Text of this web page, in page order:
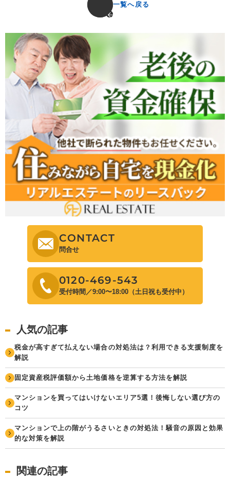
一覧へ戻る
CONTACT
問合せ
0120-469-543
受付時間／9:00〜18:00（土日祝も受付中）
人気の記事
税金が高すぎて払えない場合の対処法は？利用できる支援制度を
解説
固定資産税評価額から土地価格を逆算する方法を解説
マンションを買ってはいけないエリア5選！後悔しない選び方の
コツ
マンションで上の階がうるさいときの対処法！騒音の原因と効果
的な対策を解説
関連の記事